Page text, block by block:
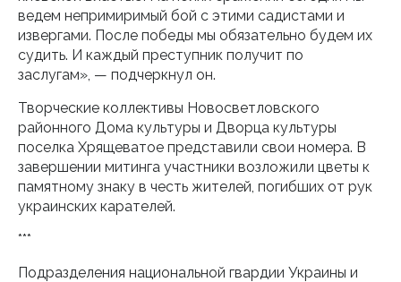
ведем непримиримый бой с этими садистами и
извергами. После победы мы обязательно будем их
судить. И каждый преступник получит по
заслугам», — подчеркнул он.
Творческие коллективы Новосветловского
районного Дома культуры и Дворца культуры
поселка Хрящеватое представили свои номера. В
завершении митинга участники возложили цветы к
памятному знаку в честь жителей, погибших от рук
украинских карателей.
***
Подразделения национальной гвардии Украины и